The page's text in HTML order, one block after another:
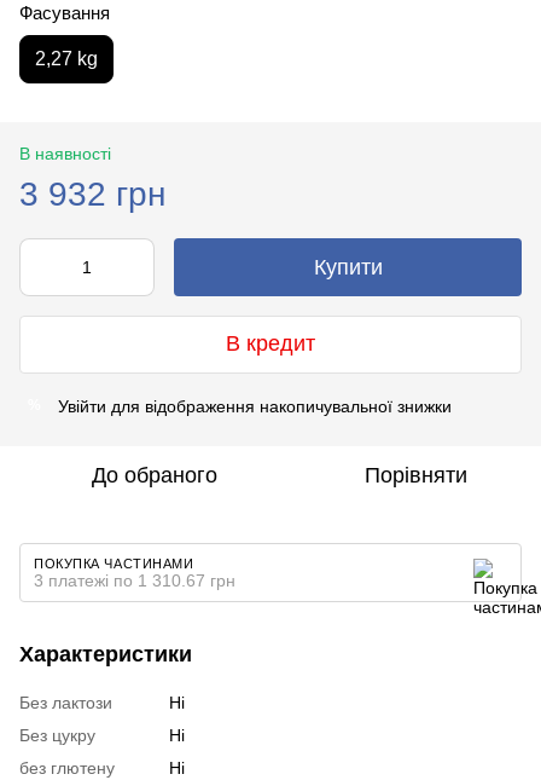
Фасування
2,27 kg
В наявності
3 932 грн
Купити
В кредит
Увійти для відображення накопичувальної знижки
До обраного Порівняти
ПОКУПКА ЧАСТИНАМИ
3 платежі по 1 310.67 грн
Характеристики
Без лактози
Ні
Без цукру
Ні
без глютену
Ні